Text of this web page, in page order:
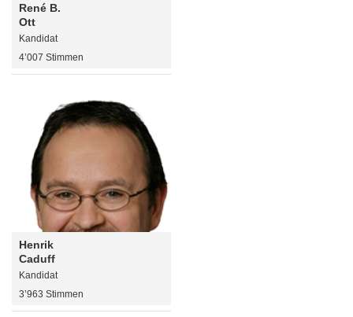
René B.
Ott
Kandidat
4’007 Stimmen
Henrik
Caduff
Kandidat
3’963 Stimmen